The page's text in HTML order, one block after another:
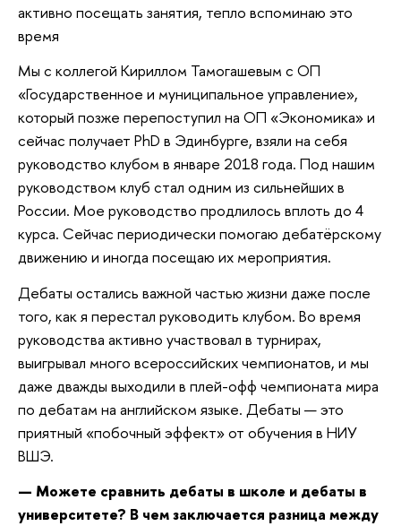
активно посещать занятия, тепло вспоминаю это
время
Мы с коллегой Кириллом Тамогашевым с ОП
«Государственное и муниципальное управление»,
который позже перепоступил на ОП «Экономика» и
сейчас получает PhD в Эдинбурге, взяли на себя
руководство клубом в январе 2018 года. Под нашим
руководством клуб стал одним из сильнейших в
России. Мое руководство продлилось вплоть до 4
курса. Сейчас периодически помогаю дебатёрскому
движению и иногда посещаю их мероприятия.
Дебаты остались важной частью жизни даже после
того, как я перестал руководить клубом. Во время
руководства активно участвовал в турнирах,
выигрывал много всероссийских чемпионатов, и мы
даже дважды выходили в плей-офф чемпионата мира
по дебатам на английском языке. Дебаты — это
приятный «побочный эффект» от обучения в НИУ
ВШЭ.
— Можете сравнить дебаты в школе и дебаты в
университете? В чем заключается разница между